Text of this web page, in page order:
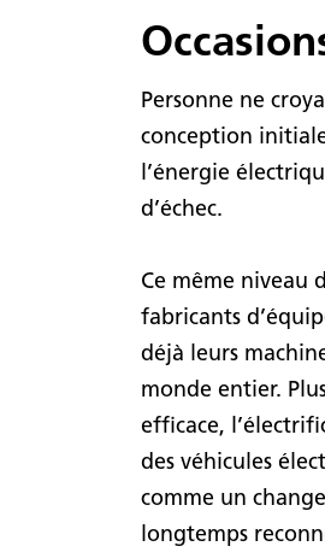
Personne ne
conception
l’énergie
d’échec.
Ce même niveau
fabricants
déjà leurs
monde entier.
efficace,
des véhicules
comme un
longtemps